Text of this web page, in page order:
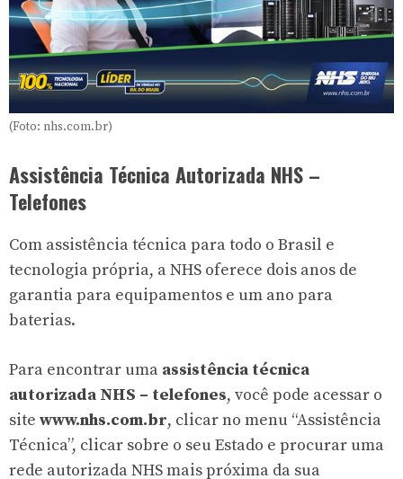
(Foto: nhs.com.br)
Assistência Técnica Autorizada NHS –
Telefones
Com assistência técnica para todo o Brasil e
tecnologia própria, a NHS oferece dois anos de
garantia para equipamentos e um ano para
baterias.
Para encontrar uma assistência técnica
autorizada NHS – telefones, você pode acessar o
site www.nhs.com.br, clicar no menu “Assistência
Técnica”, clicar sobre o seu Estado e procurar uma
rede autorizada NHS mais próxima da sua